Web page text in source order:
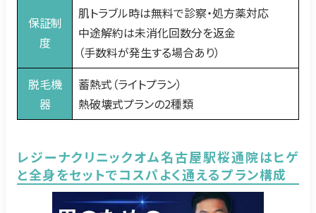
保証制
度
肌トラブル時は無料で診察・処方薬対応
中途解約は未消化回数分を返金
（手数料が発生する場合あり）
脱毛機
器
蓄熱式（ライトプラン）
熱破壊式プランの2種類
レジーナクリニックオム名古屋駅桜通院はヒゲ
と全身をセットでコスパよく通えるプラン構成